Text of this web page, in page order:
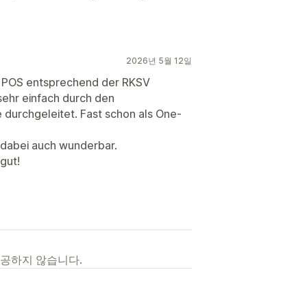
2026년 5월 12일
entsprechend der RKSV
einfach durch den
durchgeleitet. Fast schon als One-
auch wunderbar.
하지 않습니다.